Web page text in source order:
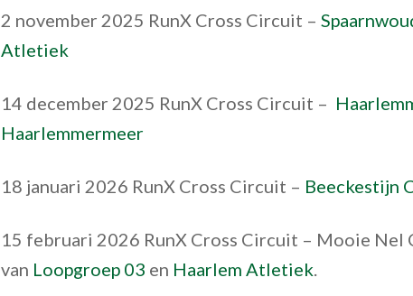
2 november 2025 RunX Cross Circuit –
Atletiek
14 december 2025 RunX Cross Circuit –
Haarlemmermeer
18 januari 2026 RunX Cross Circuit – Beeckestijn
15 februari 2026 RunX Cross Circuit – Mooie Nel
van Loopgroep 03 en Haarlem Atletiek.